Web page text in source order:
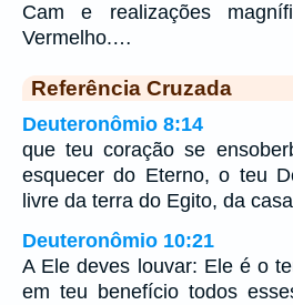
Cam e realizações
Vermelho.…
Referência Cruzada
Deuteronômio 8:14
que teu coração se
esquecer do Eterno, o teu
livre da terra do Egito, da
Deuteronômio 10:21
A Ele deves louvar: Ele é o
em teu benefício todos